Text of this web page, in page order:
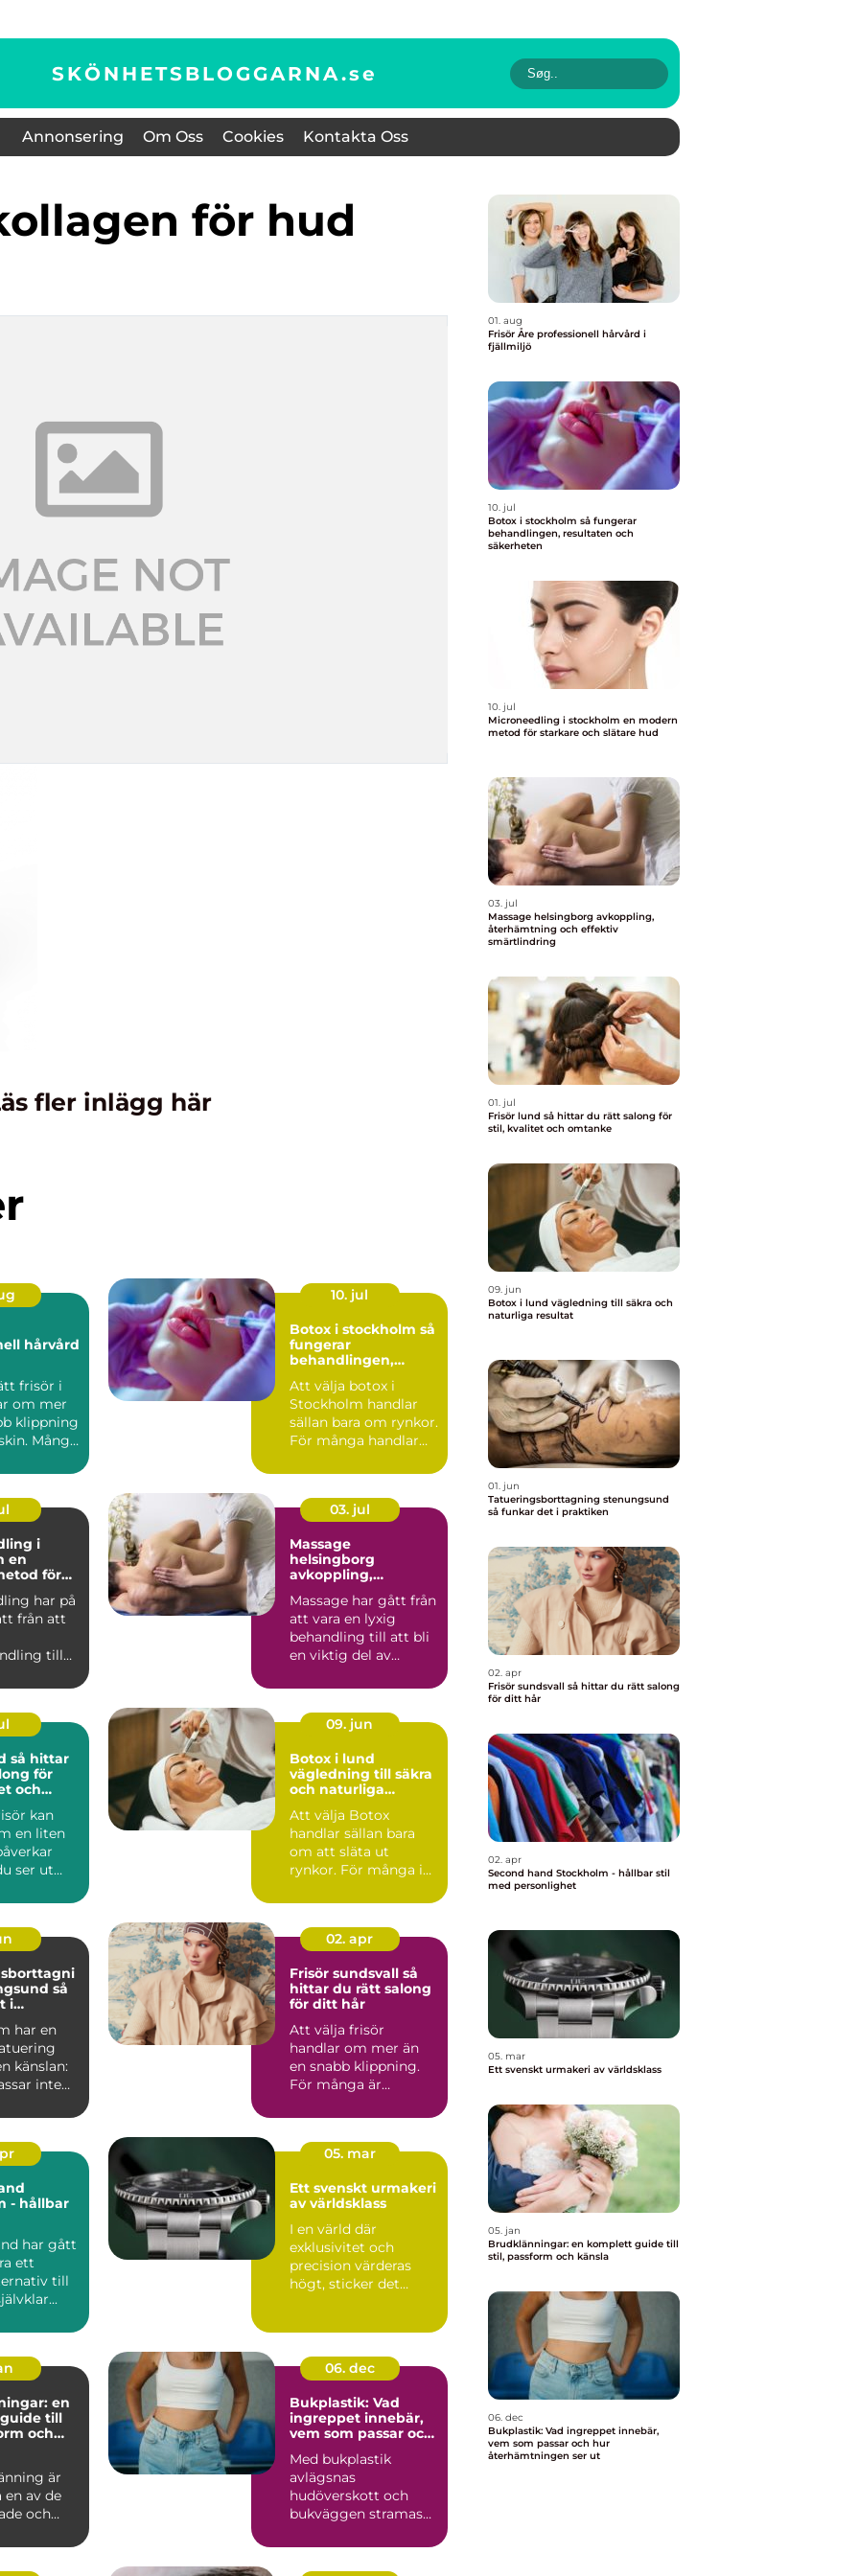
SKÖNHETSBLOGGARNA.se
Annonsering Om Oss Cookies Kontakta Oss
för hud
fler inlägg här
hårvård
frisör i
om mer
klippning
Många
10. jul
Botox i stockholm så
fungerar
behandlingen,
säkerheten
Att välja botox i
Stockholm handlar
sällan bara om rynkor.
För många handlar
själ...
i
för
har på
från att
till
03. jul
Massage
helsingborg
avkoppling,
effektiv
smärtlindring
Massage har gått från
att vara en lyxig
behandling till att bli
en viktig del av
va...
för
och
kan
en liten
ser ut
09. jun
Botox i lund
vägledning till säkra
och naturliga
Att välja Botox
handlar sällan bara
om att släta ut
rynkor. För många i
att se...
så
i
har en
känslan:
inte
02. apr
Frisör sundsvall så
hittar du rätt salong
för ditt hår
Att välja frisör
handlar om mer än
en snabb klippning.
För många är
avkoppling...
- hållbar
har gått
ett
till
05. mar
Ett svenskt urmakeri
av världsklass
I en värld där
exklusivitet och
precision värderas
högt, sticker det
en
till
och
är
av de
och
06. dec
Bukplastik: Vad
ingreppet innebär,
vem som passar och
ser ut
Med bukplastik
avlägsnas
hudöverskott och
bukväggen stramas
använ...
01. aug
Frisör Åre professionell hårvård i
fjällmiljö
10. jul
Botox i stockholm så fungerar
behandlingen, resultaten och
säkerheten
10. jul
Microneedling i stockholm en modern
metod för starkare och slätare hud
03. jul
Massage helsingborg avkoppling,
återhämtning och effektiv
smärtlindring
01. jul
Frisör lund så hittar du rätt salong för
stil, kvalitet och omtanke
09. jun
Botox i lund vägledning till säkra och
naturliga resultat
01. jun
Tatueringsborttagning stenungsund
så funkar det i praktiken
02. apr
Frisör sundsvall så hittar du rätt salong
för ditt hår
02. apr
Second hand Stockholm - hållbar stil
med personlighet
05. mar
Ett svenskt urmakeri av världsklass
05. jan
Brudklänningar: en komplett guide till
stil, passform och känsla
06. dec
Bukplastik: Vad ingreppet innebär,
vem som passar och hur
återhämtningen ser ut